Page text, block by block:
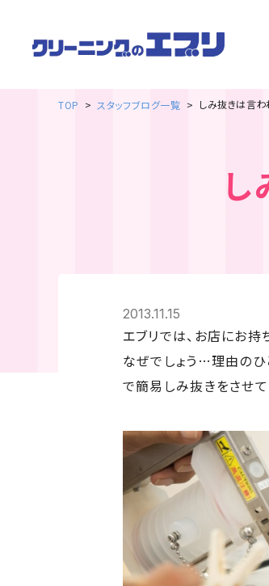
TOP スタッフブログ一覧 しみ抜きは言わ
し
2013.11.15
エブリでは、お店にお
なぜでしょう…理由のひ
で簡易しみ抜きをさせて